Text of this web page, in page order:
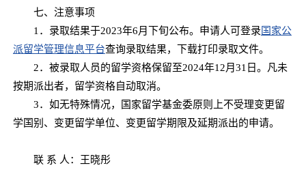
七、注意事项
1．录取结果于2023年6月下旬公布。申请人可登录 国家公
派留学管理信息平台查询录取结果，下载打印录取文件。
2．被录取人员的留学资格保留至2024年12月31日。凡未
按期派出者，留学资格自动取消。
3．如无特殊情况，国家留学基金委原则上不受理变更留
学国别、变更留学单位、变更留学期限及延期派出的申请。
联 系 人：王晓彤